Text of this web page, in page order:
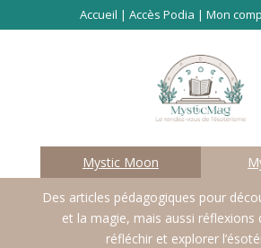
Accueil |Accès Podia |Mon
Mystic Moon
Des articles pédagogiques pour
et la magie, mais aussi réflexions
réfléchir et explorer